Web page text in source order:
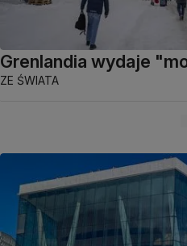
Grenlandia wydaje
ZE ŚWIATA